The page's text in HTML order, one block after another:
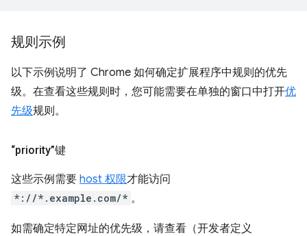
规则示例
以下示例说明了 Chrome 如何确定扩展程序中规则的优先
级。在查看这些规则时，您可能需要在单独的窗口中打开优
先级规则。
“priority”键
这些示例需要 host 权限才能访问
*://*.example.com/* 。
如需确定特定网址的优先级，请查看（开发者定义